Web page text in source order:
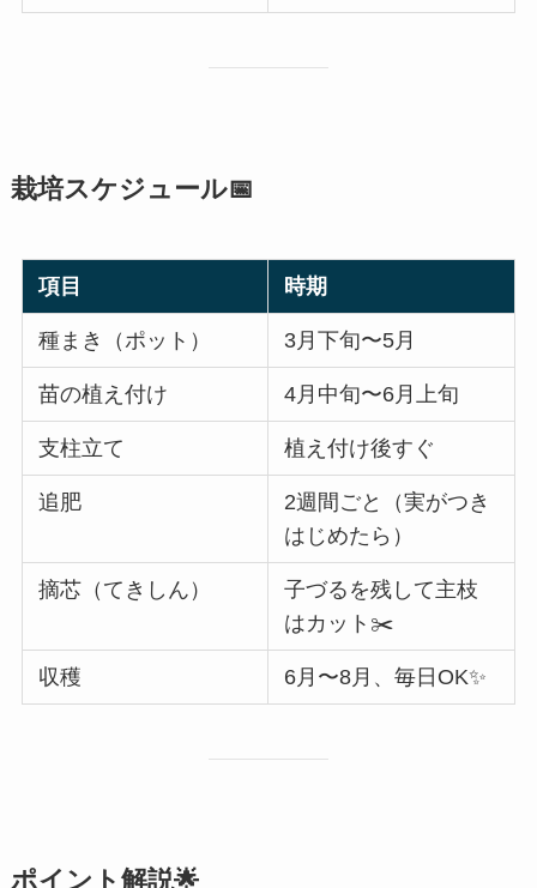
栽培スケジュール📅
項目 時期
種まき（ポット） 3月下旬〜5月
苗の植え付け 4月中旬〜6月上旬
支柱立て 植え付け後すぐ
追肥
2週間ごと（実がつき
はじめたら）
摘芯（てきしん）
子づるを残して主枝
はカット✂️
収穫 6月〜8月、毎日OK✨
ポイント解説🌟